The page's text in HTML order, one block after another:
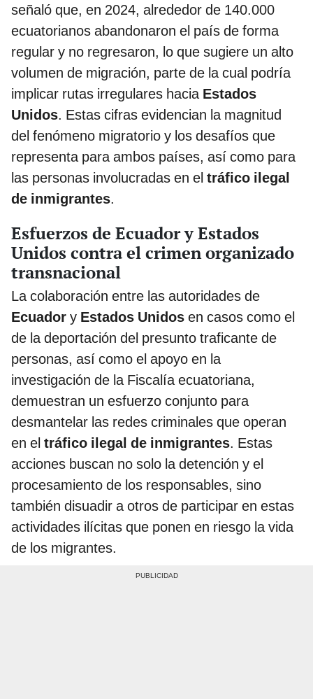
señaló que, en 2024, alrededor de 140.000
ecuatorianos abandonaron el país de forma
regular y no regresaron, lo que sugiere un alto
volumen de migración, parte de la cual podría
implicar rutas irregulares hacia Estados
Unidos. Estas cifras evidencian la magnitud
del fenómeno migratorio y los desafíos que
representa para ambos países, así como para
las personas involucradas en el tráfico ilegal
de inmigrantes.
Esfuerzos de Ecuador y Estados
Unidos contra el crimen organizado
transnacional
La colaboración entre las autoridades de
Ecuador y Estados Unidos en casos como el
de la deportación del presunto traficante de
personas, así como el apoyo en la
investigación de la Fiscalía ecuatoriana,
demuestran un esfuerzo conjunto para
desmantelar las redes criminales que operan
en el tráfico ilegal de inmigrantes. Estas
acciones buscan no solo la detención y el
procesamiento de los responsables, sino
también disuadir a otros de participar en estas
actividades ilícitas que ponen en riesgo la vida
de los migrantes.